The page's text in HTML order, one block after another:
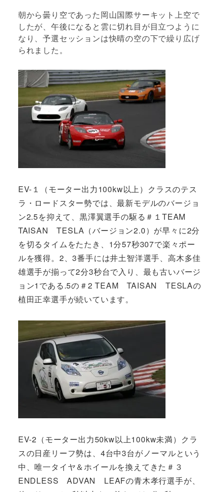
朝から曇り空であった岡山国際サーキット上空で
したが、午後になると雲に切れ目が目立つように
なり、予選セッションは快晴の空の下で繰り広げ
られました。
EV-１（モーター出力100kw以上）クラスのテス
ラ・ロードスター勢では、最新モデルのバージョ
ン2.5を抑えて、黒澤翼選手の駆る＃１TEAM
TAISAN TESLA（バージョン2.0）が早々に2分
を切るタイムをたたき、1分57秒307で楽々ポー
ルを獲得。2、3番手には井土智洋選手、高木多佳
雄選手が揃って2分3秒台で入り、最も古いバージ
ョン1である.5の＃2 TEAM TAISAN TESLAの
植田正幸選手が続いています。
EV-2（モーター出力50kw以上100kw未満）クラ
スの日産リーフ勢は、4台中3台がノーマルという
中、唯一タイヤ＆ホイールを換えてきた＃３
ENDLESS ADVAN LEAFの青木孝行選手が、